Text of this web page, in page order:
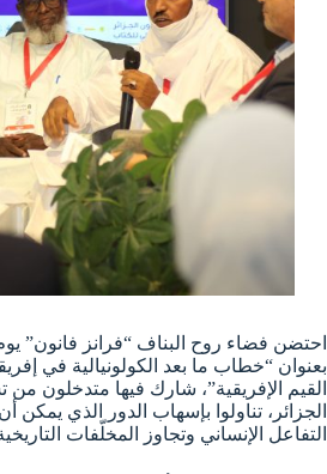
بعنوان “خطاب ما بعد الكولونيالية في
القيم الإفريقية”، شارك فيها متدخلون من
الجزائر، تناولوا بإسهاب الدور الذي يمكن
التفاعل الإنساني وتجاوز المخلّفات